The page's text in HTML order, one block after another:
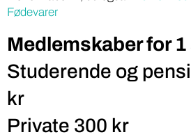
Fødevarer
Medlemskaber for 1
Studerende og
kr
Private 300 kr